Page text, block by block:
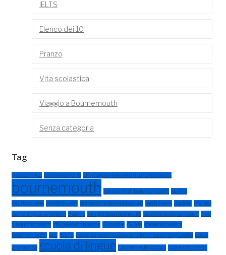
IELTS
Elenco dei 10
Pranzo
Vita scolastica
Viaggio a Bournemouth
Senza categoria
Tag
Accademico accreditamenti Un giorno nella vita di uno studente
bournemouth aeroporto di bournemouth caffè a
southbourne christchurch ristoranti a bournemouth Inghilterra Inglese inglese
come lingua straniera Esame voli per bournemouth volare a bournemouth cibo
a bournemouth cibo a southbourne Generale Guida come arrivare a
bournemouth ialc IELTS associazione internazionale dei centri linguistici costa
giurassica scuola di lingue ultime destinazioni vita da studente